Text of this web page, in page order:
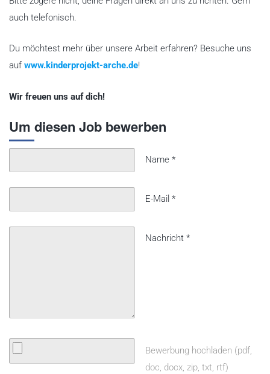
d
i
s
n
L
,
h
ü
r
auch telefonisch.
Du möchtest mehr über unsere Arbeit erfahren? Besuche uns
auf www.kinderprojekt-arche.de!
Wir freuen uns auf dich!
Um diesen Job bewerben
Name *
E-Mail *
Nachricht *
Bewerbung hochladen (pdf,
doc, docx, zip, txt, rtf)